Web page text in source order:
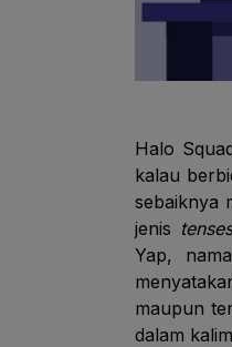
Halo
kalau
sebaiknya
jenis tenses
Yap,
maupun
dalam